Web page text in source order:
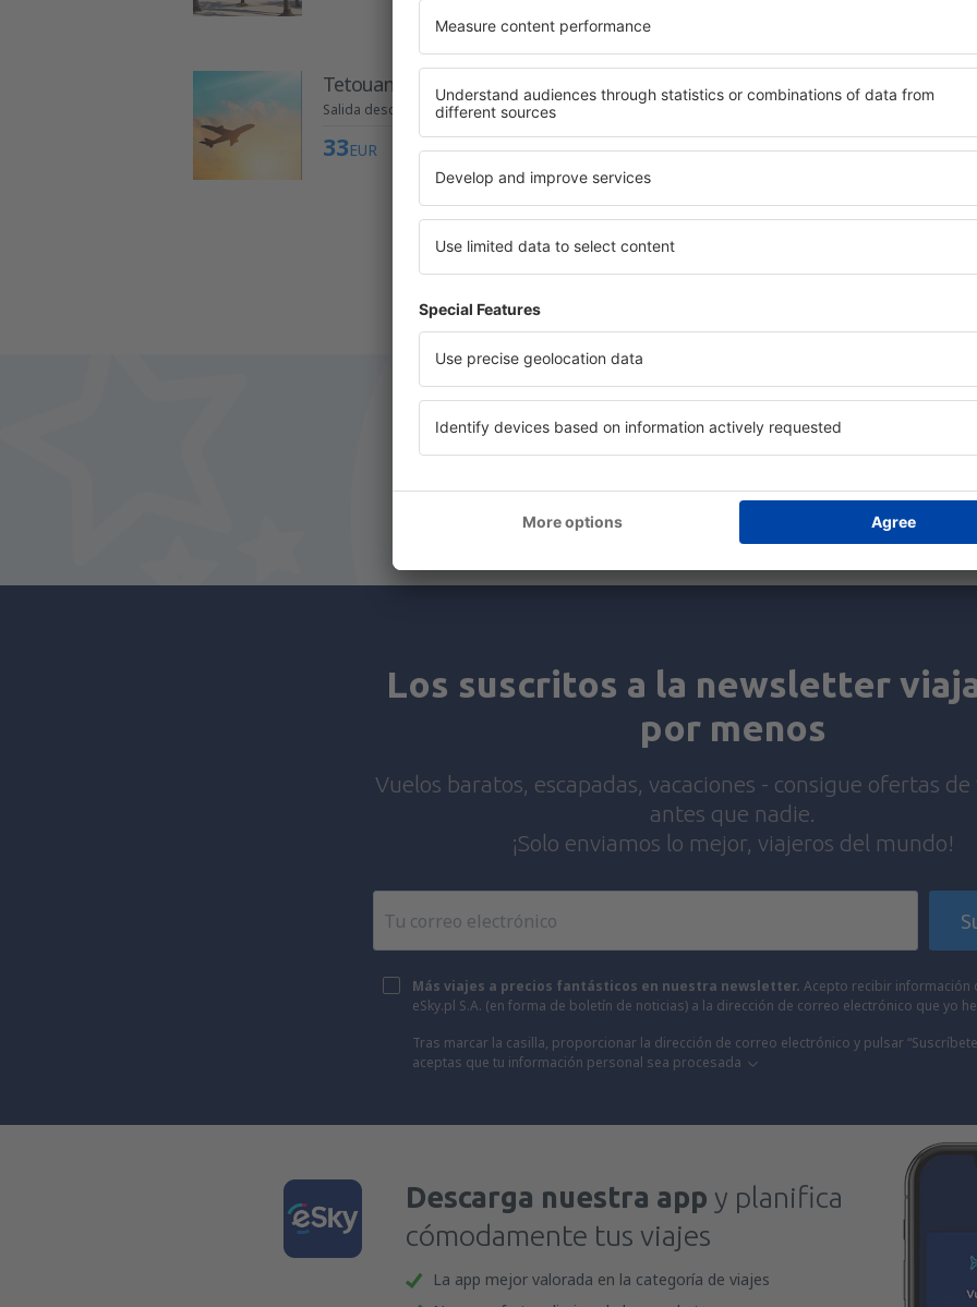
Tetouan
Salida desde Alicante
33EUR
Londres
34EUR
Ahorra tiempo y dinero.
¡Reserva Vuelo+Hotel en
Los suscritos a la newsletter
por menos
Vuelos baratos, escapadas, vacaciones - consigue ofertas de
antes que nadie.
¡Solo enviamos lo mejor, viajeros del mundo!
Más viajes a precios fantásticos en nuestra newsletter. Acepto recibir información
eSky.pl S.A. (en forma de boletín de noticias) a la dirección de correo electrónico que yo
Tras marcar la casilla, proporcionar la dirección de correo electrónico y pulsar
aceptas que tu información personal sea procesada
Descarga nuestra app y planifica
cómodamente tus viajes
La app mejor valorada en la categoría de viajes